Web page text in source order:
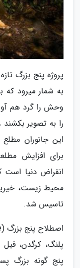
وحش را گرد هم
را به تصویر
این جانوران مطلع
برای افزایش
محیط زیست،
تاسیس شد.
پلنگ، کرگدن،
پنج گونه بزرگ